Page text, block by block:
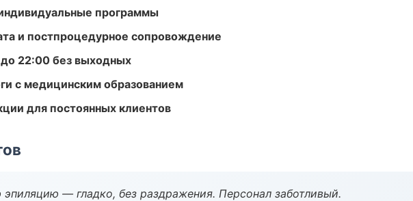
программы
и постпроцедурное сопровождение
22:00 без выходных
с медицинским образованием
для постоянных клиентов
эпиляцию — гладко, без раздражения. Персонал заботливый.